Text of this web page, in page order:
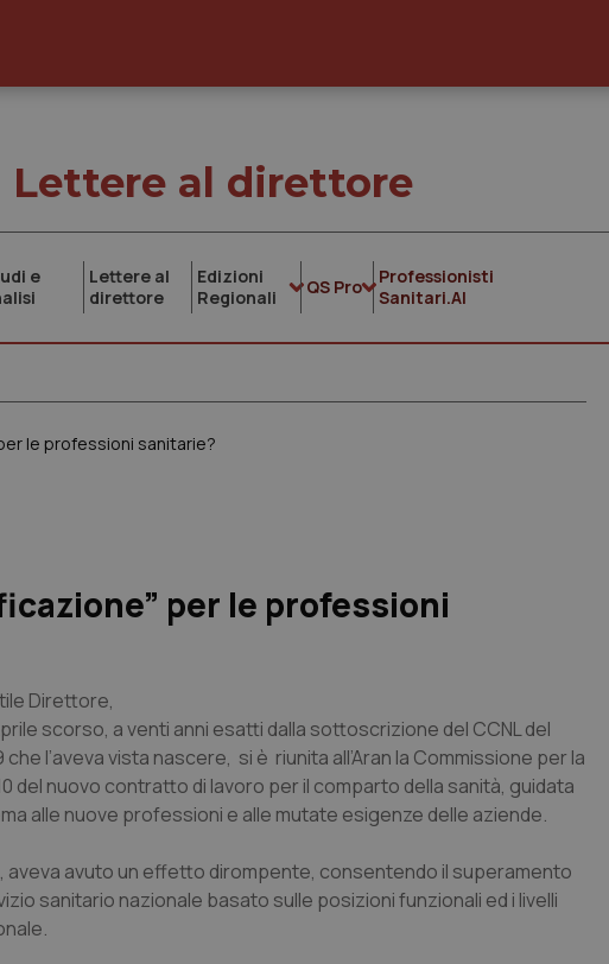
Lettere al direttore
e
Lettere al
direttore
Edizioni
Regionali
QS Pro
Professionisti
Sanitari.AI
le professioni sanitarie?
per le professioni
Direttore,
scorso, a venti anni esatti dalla sottoscrizione del CCNL del
che l’aveva vista nascere, si è riunita all’Aran la Commissione per la
del nuovo contratto di lavoro per il comparto della sanità, guidata
alle nuove professioni e alle mutate esigenze delle aziende.
aveva avuto un effetto dirompente, consentendo il superamento
sanitario nazionale basato sulle posizioni funzionali ed i livelli